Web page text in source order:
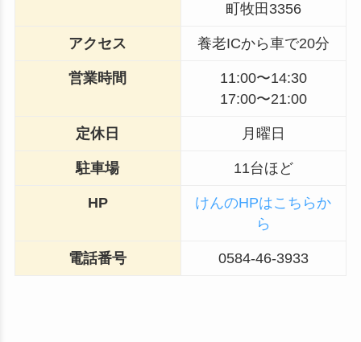
町牧田3356
アクセス 養老ICから車で20分
営業時間
11:00〜14:30
17:00〜21:00
定休日 月曜日
駐車場 11台ほど
HP
けんのHPはこちらか
ら
電話番号 0584-46-3933